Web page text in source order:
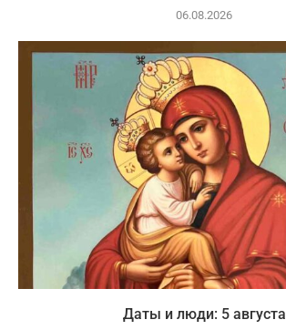
06.08.2026
Даты и люди: 5 августа